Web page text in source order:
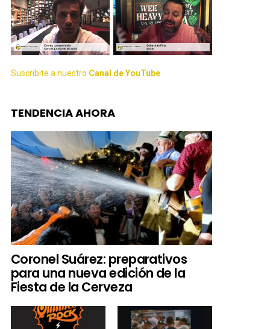
Suscribite a nuestro Canal de YouTube
TENDENCIA AHORA
Coronel Suárez: preparativos
para una nueva edición de la
Fiesta de la Cerveza